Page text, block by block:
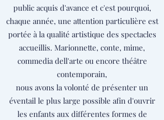
public acquis d'avance et c'est pourquoi,
chaque année, une attention particulière est
portée à la qualité artistique des spectacles
accueillis. Marionnette, conte, mime,
commedia dell'arte ou encore théâtre
contemporain,
nous avons la volonté de présenter un
éventail le plus large possible afin d'ouvrir
les enfants aux différentes formes de